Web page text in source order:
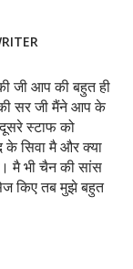
जी आप की बहुत ही
सर जी मैंने आप के
स्टाफ को
सिवा मै और क्या
मै भी चैन की सांस
किए तब मुझे बहुत